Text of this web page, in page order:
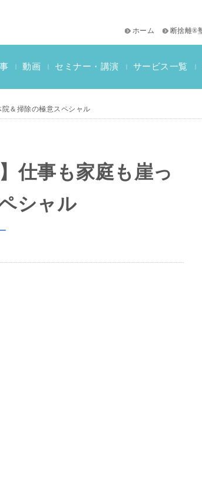
ホーム 断捨離®
| 動画 | セミナー・講演 | サービス一覧
おススメ書籍
教材一覧
断捨離検定情報
|
＆掃除の極意スペシャル
仕事も家庭も崖っ
シャル